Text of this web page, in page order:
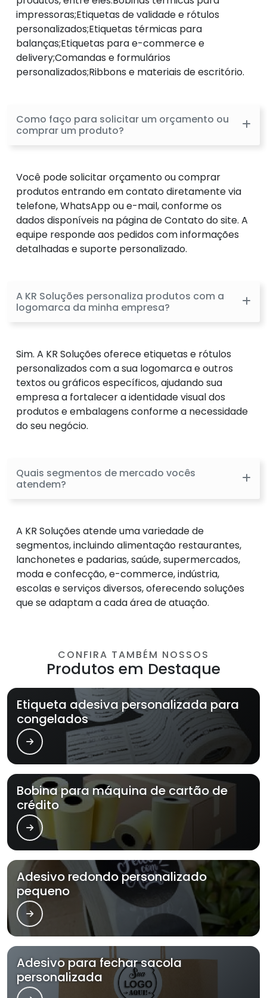
impressoras;Etiquetas de validade e rótulos
personalizados;Etiquetas térmicas para
balanças;Etiquetas para e-commerce e
delivery;Comandas e formulários
personalizados;Ribbons e materiais de escritório.
Como faço para solicitar um orçamento ou
comprar um produto?
Você pode solicitar orçamento ou comprar
produtos entrando em contato diretamente via
telefone, WhatsApp ou e-mail, conforme os
dados disponíveis na página de Contato do site. A
equipe responde aos pedidos com informações
detalhadas e suporte personalizado.
A KR Soluções personaliza produtos com a
logomarca da minha empresa?
Sim. A KR Soluções oferece etiquetas e rótulos
personalizados com a sua logomarca e outros
textos ou gráficos específicos, ajudando sua
empresa a fortalecer a identidade visual dos
produtos e embalagens conforme a necessidade
do seu negócio.
Quais segmentos de mercado vocês
atendem?
A KR Soluções atende uma variedade de
segmentos, incluindo alimentação restaurantes,
lanchonetes e padarias, saúde, supermercados,
moda e confecção, e-commerce, indústria,
escolas e serviços diversos, oferecendo soluções
que se adaptam a cada área de atuação.
CONFIRA TAMBÉM NOSSOS
Produtos em Destaque
Etiqueta adesiva personalizada para
congelados
Bobina para máquina de cartão de
crédito
Adesivo redondo personalizado
pequeno
Adesivo para fechar sacola
personalizada